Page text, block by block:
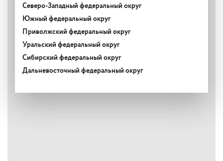
Северо-Западный федеральный округ
Южный федеральный округ
Приволжский федеральный округ
Уральский федеральный округ
Сибирский федеральный округ
Дальневосточный федеральный округ